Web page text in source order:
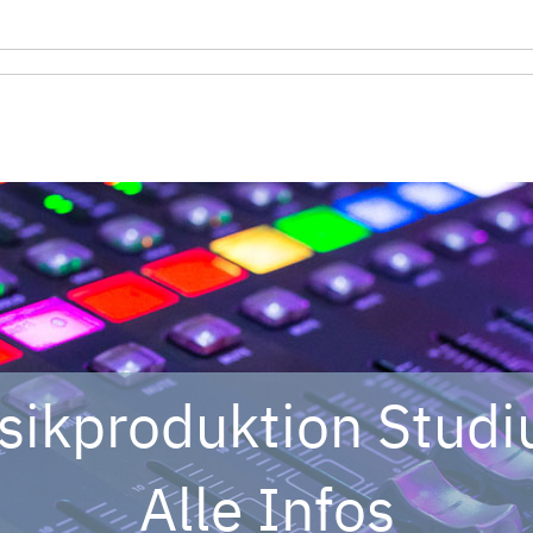
Alle Infos